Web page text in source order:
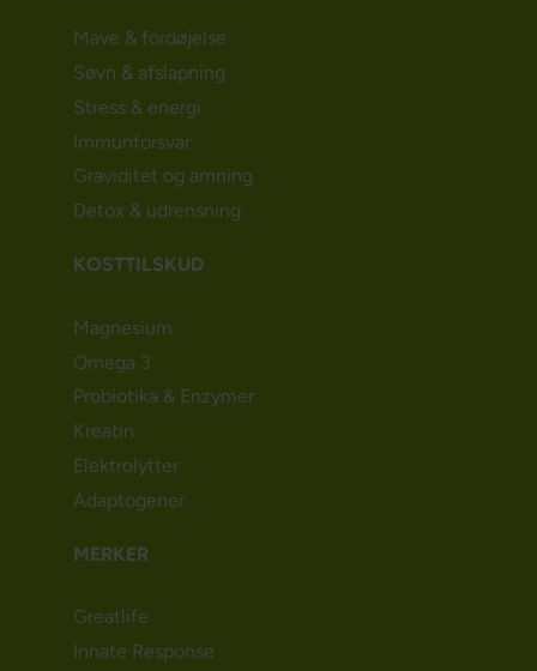
Mave & fordøjelse
Søvn & afslapning
Stress & energi
Immunforsvar
Graviditet og amning
Detox & udrensning
KOSTTILSKUD
Magnesium
Omega 3
Probiotika & Enzymer
Kreatin
Elektrolytter
Adaptogener
MERKER
Greatlife
Innate Response